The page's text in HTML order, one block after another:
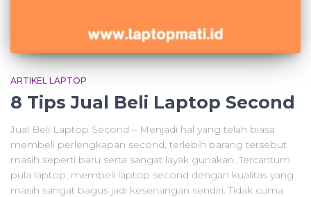
ARTIKEL LAPTOP
8 Tips Jual Beli Laptop Second
Jual Beli Laptop Second – Menjadi hal yang telah biasa
membeli perlengkapan second, terlebih barang tersebut
masih seperti baru serta sangat layak gunakan. Tercantum
pula laptop, membeli laptop second dengan kualitas yang
masih sangat bagus jadi kesenangan sendiri. Tidak cuma